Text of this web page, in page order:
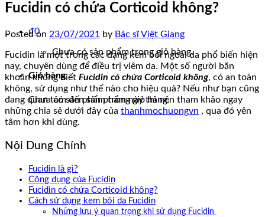
₫0
Chưa có sản phẩm trong giỏ hàng.
Giỏ hàng
Chưa có sản phẩm trong giỏ hàng.
Fucidin có chứa Corticoid không?
Posted on 23/07/2021 by Bác sĩ Việt Giang
Fucidin là một trong các dạng kem bôi ngoài da phổ biến hiện
nay, chuyên dùng để điều trị viêm da. Một số người băn
khoăn không biết Fucidin có chứa Corticoid không, có an toàn
không, sử dụng như thế nào cho hiệu quả? Nếu như bạn cũng
đang quan tâm đến sản phẩm này thì nên tham khảo ngay
những chia sẻ dưới đây của thanhmochuongvn , qua đó yên
tâm hơn khi dùng.
Nội Dung Chính
Fucidin là gì?
Công dụng của Fucidin
Fucidin có chứa Corticoid không?
Cách sử dụng kem bôi da Fucidin
Những lưu ý quan trọng khi sử dụng Fucidin